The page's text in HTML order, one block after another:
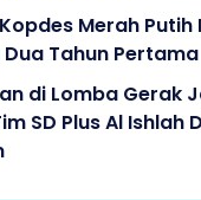
Merah
Dua Tahun Pertama
di Lomba Gerak
SD Plus Al Ishlah